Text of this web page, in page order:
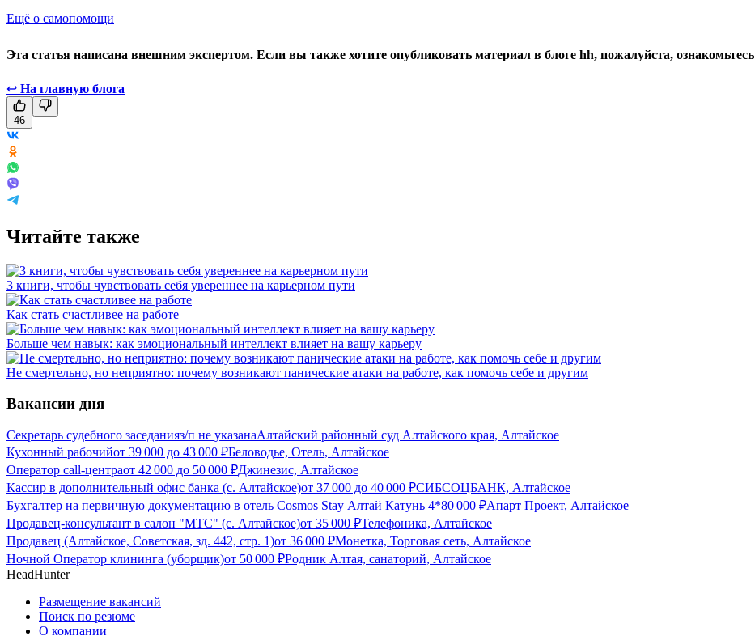
Ещё о самопомощи
Эта статья написана внешним экспертом. Если вы также хотите опубликовать материал в блоге hh, пожалуйста, ознакомьтесь
↩ На главную блога
46
Читайте также
3 книги, чтобы чувствовать себя увереннее на карьерном пути
Как стать счастливее на работе
Больше чем навык: как эмоциональный интеллект влияет на вашу карьеру
Не смертельно, но неприятно: почему возникают панические атаки на работе, как помочь себе и другим
Вакансии дня
Секретарь судебного заседанияз/п не указанаАлтайский районный суд Алтайского края, Алтайское
Кухонный рабочийот 39 000 до 43 000 ₽Беловодье, Отель, Алтайское
Оператор call-центраот 42 000 до 50 000 ₽Джинезис, Алтайское
Кассир в дополнительный офис банка (с. Алтайское)от 37 000 до 40 000 ₽СИБСОЦБАНК, Алтайское
Бухгалтер на первичную документацию в отель Cosmos Stay Алтай Катунь 4*80 000 ₽Апарт Проект, Алтайское
Продавец-консультант в салон "МТС" (с. Алтайское)от 35 000 ₽Телефоника, Алтайское
Продавец (Алтайское, Советская, зд. 442, стр. 1)от 36 000 ₽Монетка, Торговая сеть, Алтайское
Ночной Оператор клининга (уборщик)от 50 000 ₽Родник Алтая, санаторий, Алтайское
HeadHunter
Размещение вакансий
Поиск по резюме
О компании